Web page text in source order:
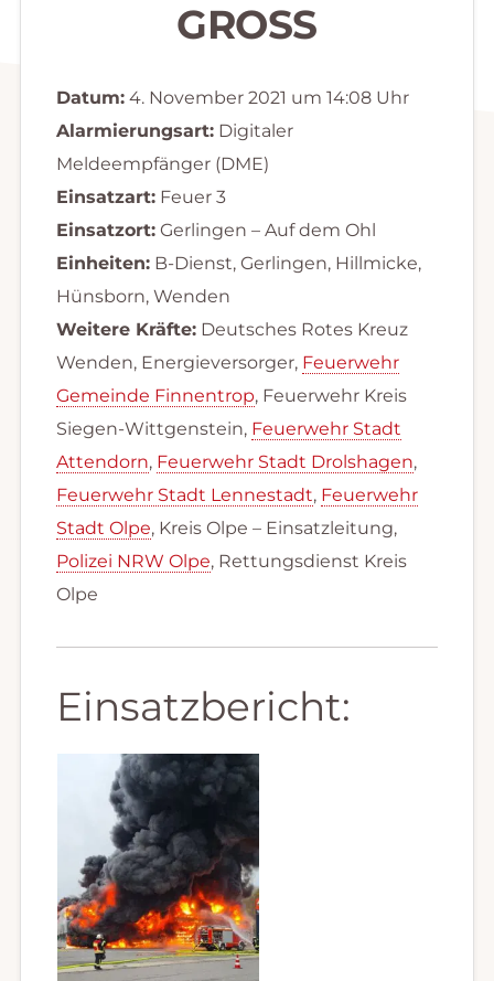
GROSS
Datum:4. November 2021 um 14:08 Uhr
Alarmierungsart:Digitaler
Meldeempfänger (DME)
Einsatzart:Feuer 3
Einsatzort:Gerlingen – Auf dem Ohl
Einheiten:B-Dienst, Gerlingen, Hillmicke,
Hünsborn, Wenden
Weitere Kräfte:Deutsches Rotes Kreuz
Wenden, Energieversorger, Feuerwehr
Gemeinde Finnentrop, Feuerwehr Kreis
Siegen-Wittgenstein, Feuerwehr Stadt
Attendorn, Feuerwehr Stadt Drolshagen,
Feuerwehr Stadt Lennestadt, Feuerwehr
Stadt Olpe, Kreis Olpe – Einsatzleitung,
Polizei NRW Olpe, Rettungsdienst Kreis
Olpe
Einsatzbericht: